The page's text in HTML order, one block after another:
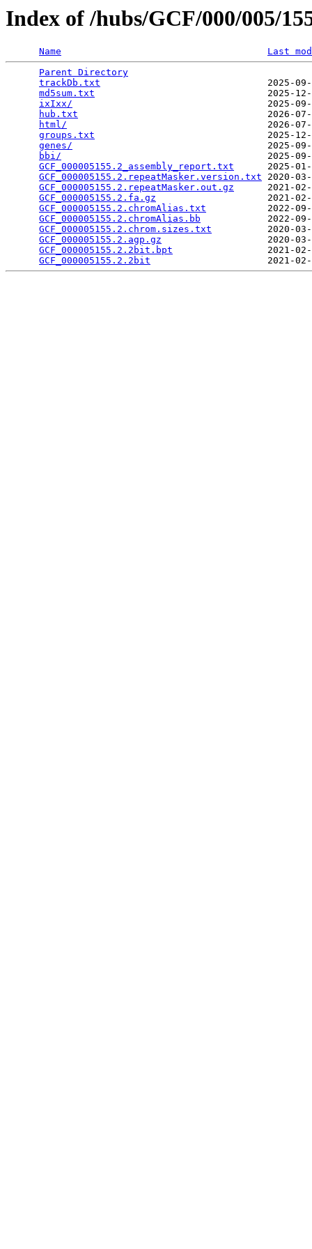
Index of /hubs/GCF/000/005/
Name
Last
Parent Directory
trackDb.txt
2025-
md5sum.txt
2025-
ixIxx/
2025-
hub.txt
2026-
html/
2026-
groups.txt
2025-
genes/
2025-
bbi/
2025-
GCF_000005155.2_assembly_report.txt
2025-
GCF_000005155.2.repeatMasker.version.txt 2020-
GCF_000005155.2.repeatMasker.out.gz
2021-
GCF_000005155.2.fa.gz
2021-
GCF_000005155.2.chromAlias.txt
2022-
GCF_000005155.2.chromAlias.bb
2022-
GCF_000005155.2.chrom.sizes.txt
2020-
GCF_000005155.2.agp.gz
2020-
GCF_000005155.2.2bit.bpt
2021-
GCF_000005155.2.2bit